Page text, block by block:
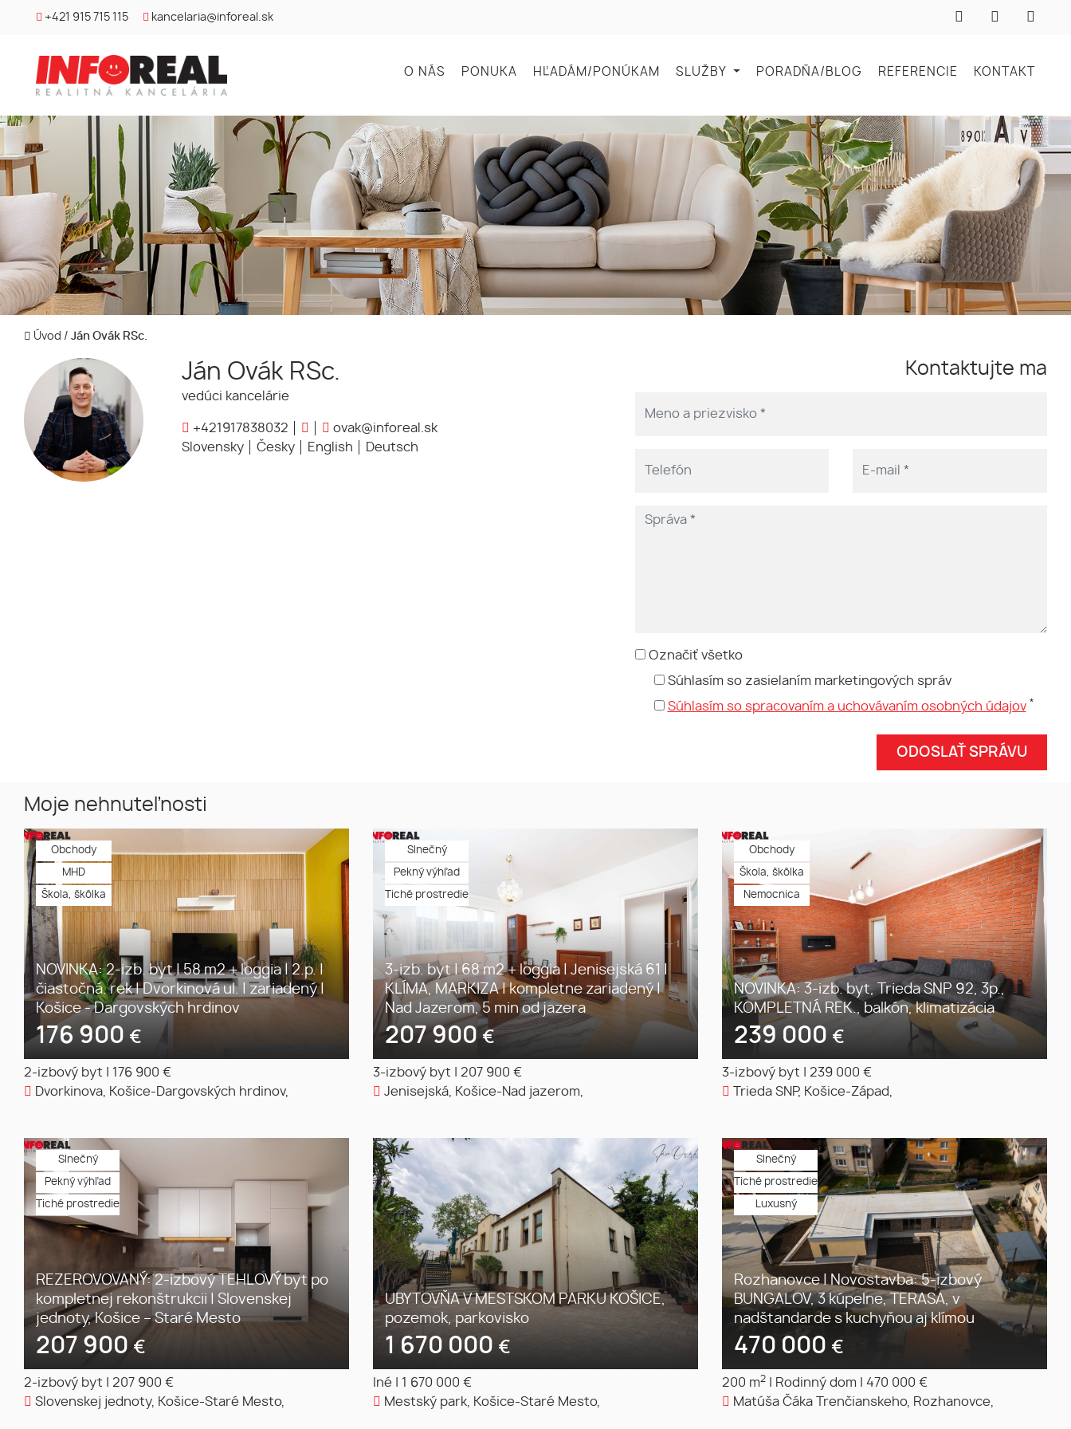
+421 915 715 115 kancelaria@inforeal.sk
O NÁS PONUKA HĽADÁM/PONÚKAM SLUŽBY PORADŇA/BLOG REFERENCIE KONTAKT
Úvod / Ján Ovák RSc.
Ján Ovák RSc.
vedúci kancelárie
+421917838032
ovak@inforeal.sk
Slovensky
Česky English Deutsch
Kontaktujte ma
Označiť všetko
Súhlasím so zasielaním marketingových správ
Súhlasím so spracovaním a uchovávaním osobných údajov *
Moje nehnuteľnosti
Obchody
MHD
Škola, škôlka
NOVINKA: 2-izb. byt | 58 m2 + loggia | 2.p. |
čiastočná. rek | Dvorkinová ul. | zariadený |
Košice - Dargovských hrdinov
176 900 €
2-izbový byt
176 900 €
Dvorkinova, Košice-Dargovských hrdinov,
Slnečný
Pekný výhľad
Tiché prostredie
3-izb. byt | 68 m2 + loggia | Jenisejská 61 |
KLÍMA, MARKIZA | kompletne zariadený |
Nad Jazerom, 5 min od jazera
207 900 €
3-izbový byt
207 900 €
Jenisejská, Košice-Nad jazerom,
Obchody
Škola, škôlka
Nemocnica
NOVINKA: 3-izb. byt, Trieda SNP 92, 3p.,
KOMPLETNÁ REK., balkón, klimatizácia
239 000 €
3-izbový byt
239 000 €
Trieda SNP, Košice-Západ,
Slnečný
Pekný výhľad
Tiché prostredie
REZEROVOVANÝ: 2-izbový TEHLOVÝ byt po
kompletnej rekonštrukcii | Slovenskej
jednoty, Košice – Staré Mesto
207 900€
2-izbový byt
207 900 €
Slovenskej jednoty, Košice-Staré Mesto,
UBYTOVŇA V MESTSKOM PARKU KOŠICE,
pozemok, parkovisko
1 670 000 €
Iné
1 670 000 €
Mestský park, Košice-Staré Mesto,
Slnečný
Tiché prostredie
Luxusný
Rozhanovce | Novostavba: 5-izbový
BUNGALOV, 3 kúpelne, TERASA, v
nadštandarde s kuchyňou aj klímou
470 000 €
200 m2 Rodinný dom
470 000 €
Matúša Čáka Trenčianskeho, Rozhanovce,